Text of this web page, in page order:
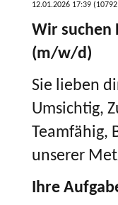
12.01.2026 17:39 (
Wir suchen
(m/w/d)
Sie lieben
Umsichtig,
Teamfähig,
unserer
Ihre